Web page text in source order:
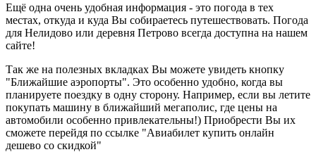
Ещё одна очень удобная информация - это погода в тех
местах, откуда и куда Вы собираетесь путешествовать. Погода
для Нелидово или деревня Петрово всегда доступна на нашем
сайте!
Так же на полезных вкладках Вы можете увидеть кнопку
"Ближайшие аэропорты". Это особенно удобно, когда вы
планируете поездку в одну сторону. Например, если вы летите
покупать машину в ближайший мегаполис, где цены на
автомобили особенно привлекательны!) Приобрести Вы их
сможете перейдя по ссылке "Авиабилет купить онлайн
дешево со скидкой"